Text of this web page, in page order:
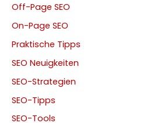
Off-Page SEO
On-Page SEO
Praktische Tipps
SEO Neuigkeiten
SEO-Strategien
SEO-Tipps
SEO-Tools